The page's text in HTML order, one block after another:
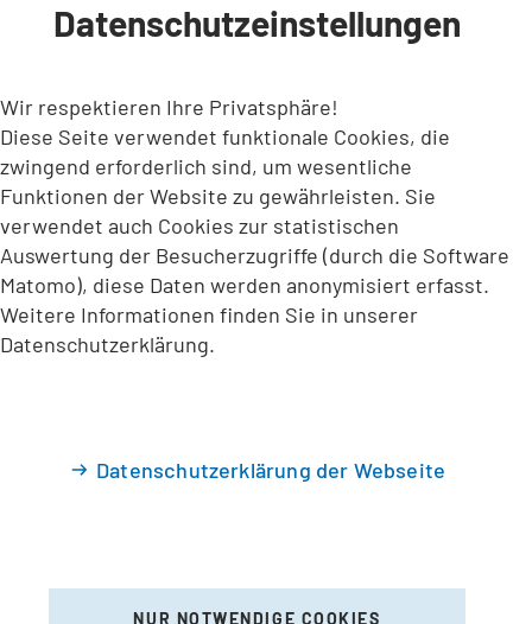
INHALT ANSPRINGEN
Datenschutzeinstellungen
Wir respektieren Ihre Privatsphäre!
Diese Seite verwendet funktionale Cookies, die
zwingend erforderlich sind, um wesentliche
Funktionen der Website zu gewährleisten. Sie
verwendet auch Cookies zur statistischen
Auswertung der Besucherzugriffe (durch die Software
Matomo), diese Daten werden anonymisiert erfasst.
Weitere Informationen finden Sie in unserer
Datenschutzerklärung.
Datenschutzerklärung der Webseite
NUR NOTWENDIGE COOKIES